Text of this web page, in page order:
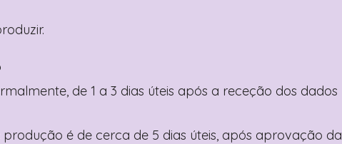
de 1 a 3 dias úteis após a receção dos dados
é de cerca de 5 dias úteis, após aprovação da